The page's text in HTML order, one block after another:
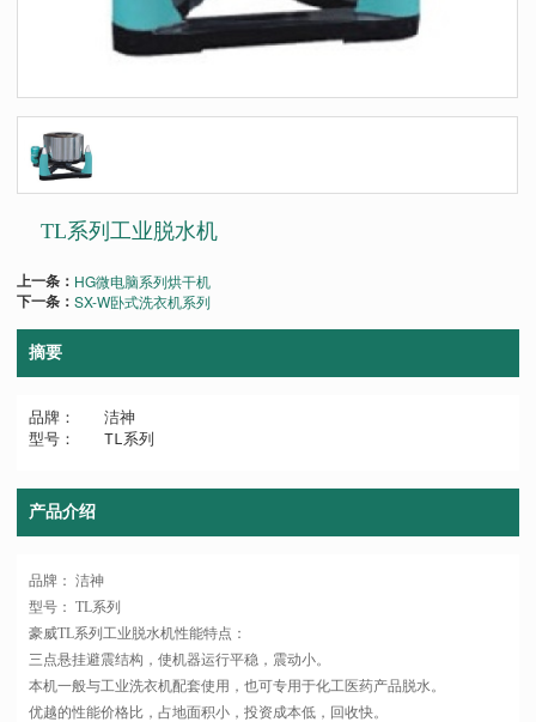
TL系列工业脱水机
上一条： HG微电脑系列烘干机
下一条：SX-W卧式洗衣机系列
摘要
品牌：   洁神
型号：   TL系列
产品介绍
品牌： 洁神
型号： TL系列
豪威TL系列工业脱水机性能特点：
三点悬挂避震结构，使机器运行平稳，震动小。
本机一般与工业洗衣机配套使用，也可专用于化工医药产品脱水。
优越的性能价格比，占地面积小，投资成本低，回收快。